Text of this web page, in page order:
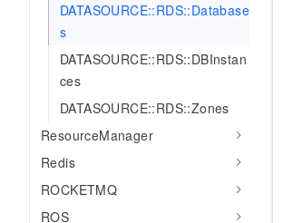
DATASOURCE::RDS::Database
s
DATASOURCE::RDS::DBInstan
ces
DATASOURCE::RDS::Zones
ResourceManager
Redis
ROCKETMQ
ROS